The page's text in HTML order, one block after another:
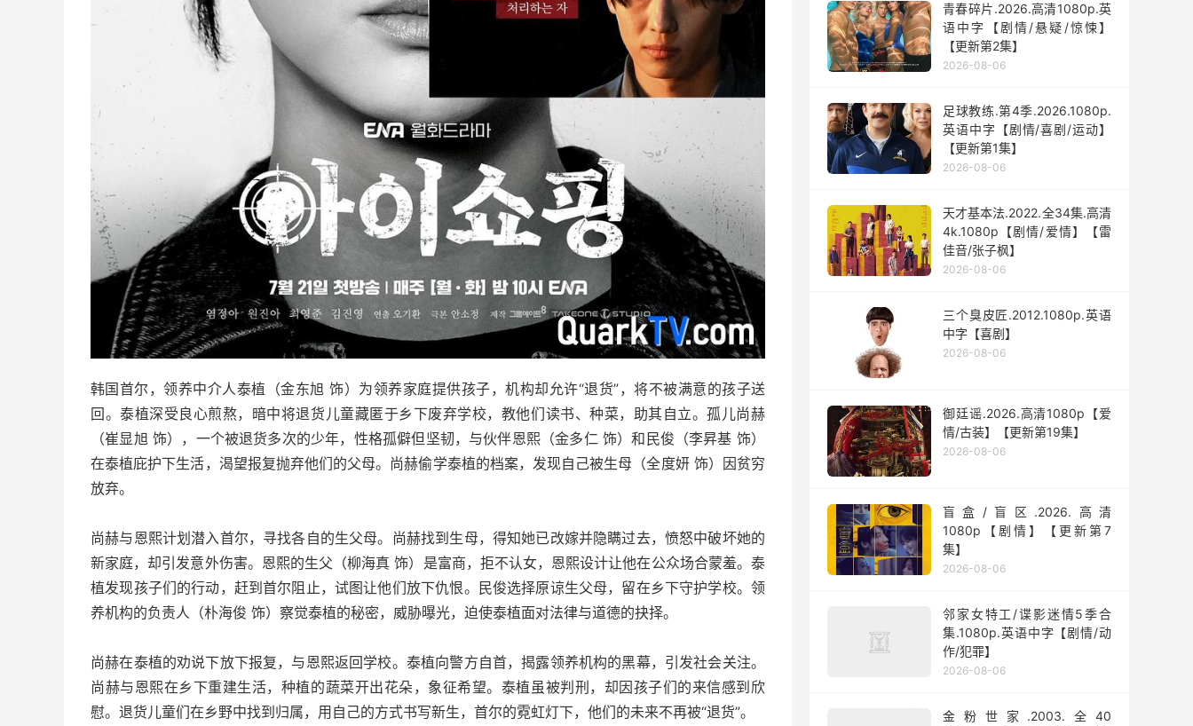
韩国首尔，领养中介人泰植（金东旭 饰）为领养家庭提供孩子，机构却允许“退货”，将不被满意的孩子送
回。泰植深受良心煎熬，暗中将退货儿童藏匿于乡下废弃学校，教他们读书、种菜，助其自立。孤儿尚赫
（崔显旭 饰），一个被退货多次的少年，性格孤僻但坚韧，与伙伴恩熙（金多仁 饰）和民俊（李昇基 饰）
在泰植庇护下生活，渴望报复抛弃他们的父母。尚赫偷学泰植的档案，发现自己被生母（全度妍 饰）因贫穷
放弃。
尚赫与恩熙计划潜入首尔，寻找各自的生父母。尚赫找到生母，得知她已改嫁并隐瞒过去，愤怒中破坏她的
新家庭，却引发意外伤害。恩熙的生父（柳海真 饰）是富商，拒不认女，恩熙设计让他在公众场合蒙羞。泰
植发现孩子们的行动，赶到首尔阻止，试图让他们放下仇恨。民俊选择原谅生父母，留在乡下守护学校。领
养机构的负责人（朴海俊 饰）察觉泰植的秘密，威胁曝光，迫使泰植面对法律与道德的抉择。
尚赫在泰植的劝说下放下报复，与恩熙返回学校。泰植向警方自首，揭露领养机构的黑幕，引发社会关注。
尚赫与恩熙在乡下重建生活，种植的蔬菜开出花朵，象征希望。泰植虽被判刑，却因孩子们的来信感到欣
慰。退货儿童们在乡野中找到归属，用自己的方式书写新生，首尔的霓虹灯下，他们的未来不再被“退货”。
青春碎片.2026.高清1080p.英
语中字【剧情/悬疑/惊悚】
【更新第2集】
2026-08-06
足球教练.第4季.2026.1080p.
英语中字【剧情/喜剧/运动】
【更新第1集】
2026-08-06
天才基本法.2022.全34集.高清
4k.1080p【剧情/爱情】【雷
佳音/张子枫】
2026-08-06
三个臭皮匠.2012.1080p.英语
中字【喜剧】
2026-08-06
御廷谣.2026.高清1080p【爱
情/古装】【更新第19集】
2026-08-06
盲盒/盲区.2026.高清
1080p【剧情】【更新第7
集】
2026-08-06
邻家女特工/谍影迷情5季合
集.1080p.英语中字【剧情/动
作/犯罪】
2026-08-06
金粉世家.2003.全40